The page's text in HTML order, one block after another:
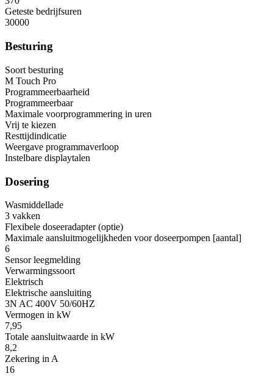
Geteste bedrijfsuren
30000
Besturing
Soort besturing
M Touch Pro
Programmeerbaarheid
Programmeerbaar
Maximale voorprogrammering in uren
Vrij te kiezen
Resttijdindicatie
Weergave programmaverloop
Instelbare displaytalen
Dosering
Wasmiddellade
3 vakken
Flexibele doseeradapter (optie)
Maximale aansluitmogelijkheden voor doseerpompen [aantal]
6
Sensor leegmelding
Verwarmingssoort
Elektrisch
Elektrische aansluiting
3N AC 400V 50/60HZ
Vermogen in kW
7,95
Totale aansluitwaarde in kW
8,2
Zekering in A
16